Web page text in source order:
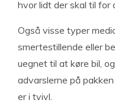
hvor lidt der skal til
Også visse typer
smertestillende eller
uegnet til at køre bil,
advarslerne på
er i tvivl.